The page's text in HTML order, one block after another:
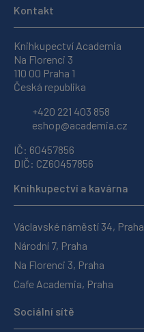
Kontakt
Knihkupectví Academia
Na Florenci 3
110 00 Praha 1
Česká republika
+420 221 403 858
eshop@academia.cz
IČ: 60457856
DIČ: CZ60457856
Knihkupectví a kavárna
Václavské náměstí 34, Praha
Národní 7, Praha
Na Florenci 3, Praha
Cafe Academia, Praha
Sociální sítě